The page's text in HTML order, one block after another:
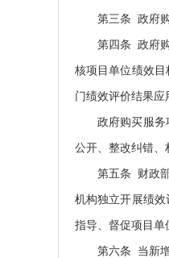
第三条 政府
第四条 政府
核项目单位绩效
门绩效评价结果应
政府购买服务
公开、整改纠错、
第五条 财政
机构独立开展绩
指导、督促项目单
第六条 当新